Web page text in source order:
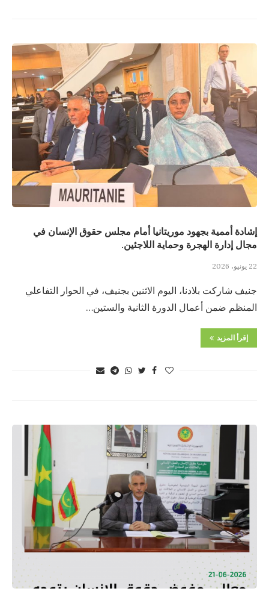
إشادة أممية بجهود موريتانيا أمام مجلس حقوق الإنسان في
مجال إدارة الهجرة وحماية اللاجئين.
22 يونيو، 2026
جنيف شاركت بلادنا، اليوم الاثنين بجنيف، في الحوار التفاعلي
المنظم ضمن أعمال الدورة الثانية والستين…
إقرأ المزيد